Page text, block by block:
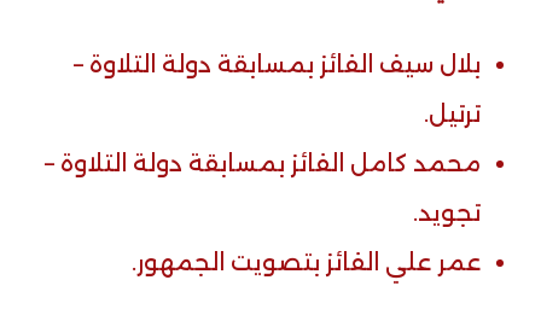
بلال سيف الفائز بمسابقة دولة التلاوة –
ترتيل.
محمد كامل الفائز بمسابقة دولة التلاوة –
تجويد.
عمر علي الفائز بتصويت الجمهور.